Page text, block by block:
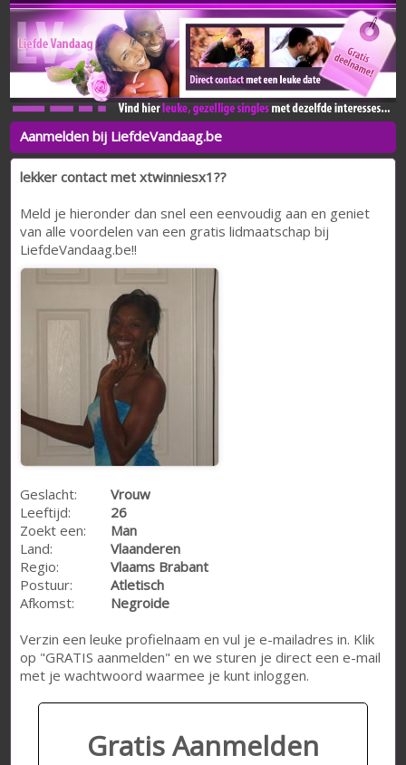
Aanmelden bij LiefdeVandaag.be
lekker contact met xtwinniesx1??
Meld je hieronder dan snel een eenvoudig aan en geniet
van alle voordelen van een gratis lidmaatschap bij
LiefdeVandaag.be!!
Geslacht:
Vrouw
Leeftijd:
26
Zoekt een:
Man
Land:
Vlaanderen
Regio:
Vlaams Brabant
Postuur:
Atletisch
Afkomst:
Negroide
Verzin een leuke profielnaam en vul je e-mailadres in. Klik
op "GRATIS aanmelden" en we sturen je direct een e-mail
met je wachtwoord waarmee je kunt inloggen.
Gratis Aanmelden